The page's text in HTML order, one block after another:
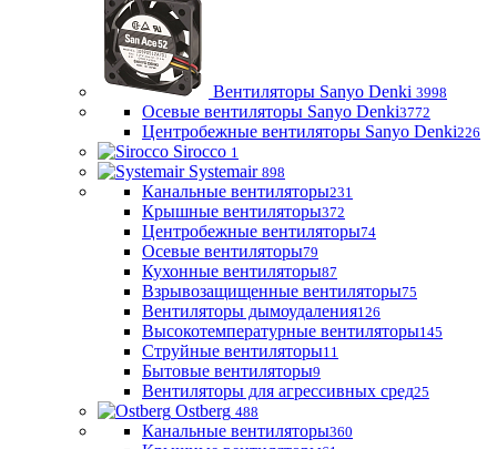
Вентиляторы Sanyo Denki 3998
Осевые вентиляторы Sanyo Denki3772
Центробежные вентиляторы Sanyo Denki226
Sirocco 1
Systemair 898
Канальные вентиляторы231
Крышные вентиляторы372
Центробежные вентиляторы74
Осевые вентиляторы79
Кухонные вентиляторы87
Взрывозащищенные вентиляторы75
Вентиляторы дымоудаления126
Высокотемпературные вентиляторы145
Струйные вентиляторы11
Бытовые вентиляторы9
Вентиляторы для агрессивных сред25
Ostberg 488
Канальные вентиляторы360